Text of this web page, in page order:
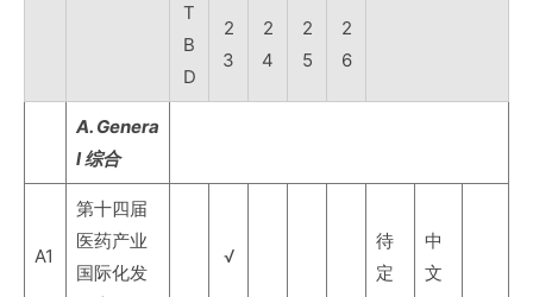
T
B
D
2
3
2
4
2
5
2
6
A. Genera
l 综合
A1
第十四届
医药产业
国际化发
√
待
定
中
文